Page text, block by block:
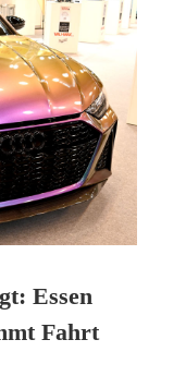
Essen
Fahrt